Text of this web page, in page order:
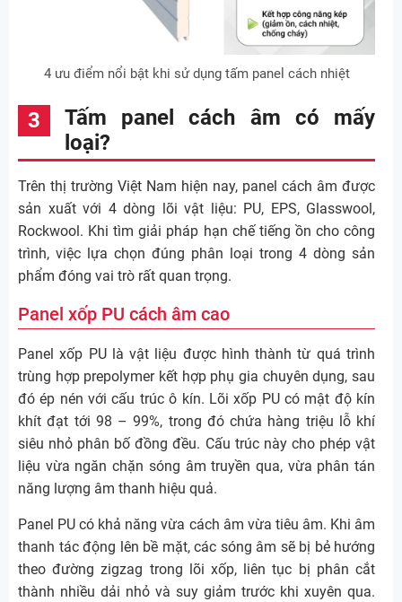
4 ưu điểm nổi bật khi sử dụng tấm panel cách nhiệt
Tấm panel cách âm có mấy
loại?
Trên thị trường Việt Nam hiện nay, panel cách âm được
sản xuất với 4 dòng lõi vật liệu: PU, EPS, Glasswool,
Rockwool. Khi tìm giải pháp hạn chế tiếng ồn cho công
trình, việc lựa chọn đúng phân loại trong 4 dòng sản
phẩm đóng vai trò rất quan trọng.
Panel xốp PU cách âm cao
Panel xốp PU là vật liệu được hình thành từ quá trình
trùng hợp prepolymer kết hợp phụ gia chuyên dụng, sau
đó ép nén với cấu trúc ô kín. Lõi xốp PU có mật độ kín
khít đạt tới 98 – 99%, trong đó chứa hàng triệu lỗ khí
siêu nhỏ phân bố đồng đều. Cấu trúc này cho phép vật
liệu vừa ngăn chặn sóng âm truyền qua, vừa phân tán
năng lượng âm thanh hiệu quả.
Panel PU có khả năng vừa cách âm vừa tiêu âm. Khi âm
thanh tác động lên bề mặt, các sóng âm sẽ bị bẻ hướng
theo đường zigzag trong lõi xốp, liên tục bị phân cắt
thành nhiều dải nhỏ và suy giảm trước khi xuyên qua.